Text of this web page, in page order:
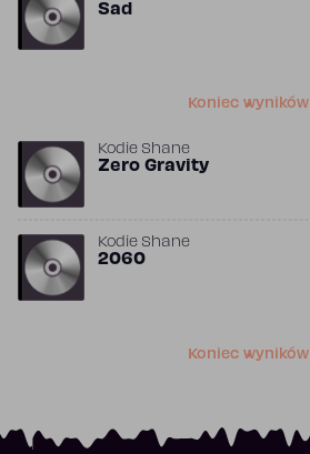
Sad
Koniec wyników
Kodie Shane
Zero Gravity
Kodie Shane
2060
Koniec wyników